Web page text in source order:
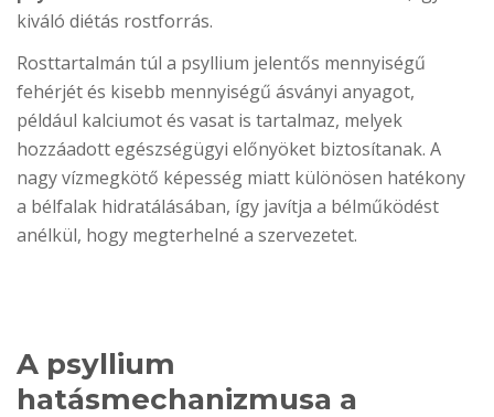
kiváló diétás rostforrás.
Rosttartalmán túl a psyllium jelentős mennyiségű
fehérjét és kisebb mennyiségű ásványi anyagot,
például kalciumot és vasat is tartalmaz, melyek
hozzáadott egészségügyi előnyöket biztosítanak. A
nagy vízmegkötő képesség miatt különösen hatékony
a bélfalak hidratálásában, így javítja a bélműködést
anélkül, hogy megterhelné a szervezetet.
A psyllium
hatásmechanizmusa a